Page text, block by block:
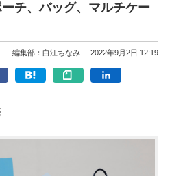
チ、バッグ、マルチケー
編集部：白江ちなみ 2022年9月2日 12:19